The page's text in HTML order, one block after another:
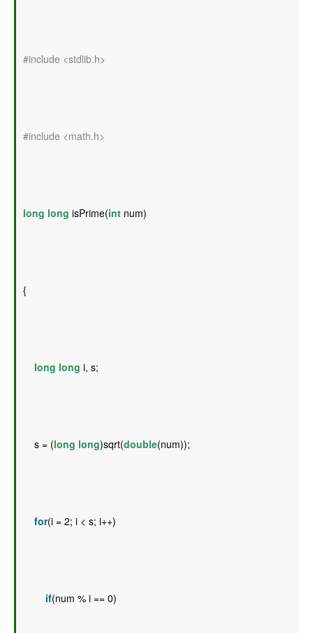
#include <stdlib.h>
#include <math.h>
long long isPrime(int num)
{
long long i, s;
s = (long long)sqrt(double(num));
for(i = 2; i < s; i++)
if(num % i == 0)